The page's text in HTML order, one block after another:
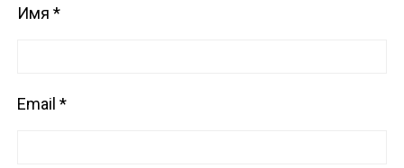
Имя*
Email*